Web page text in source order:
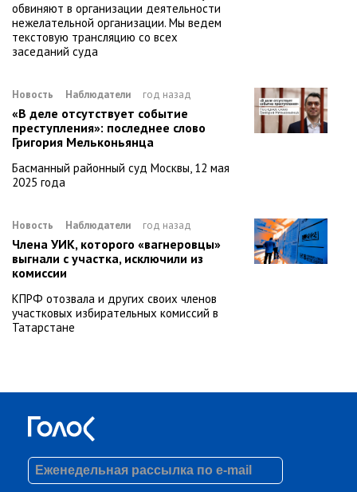
обвиняют в организации деятельности
нежелательной организации. Мы ведем
текстовую трансляцию со всех
заседаний суда
Новость Наблюдатели год назад
«В деле отсутствует событие
преступления»: последнее слово
Григория Мельконьянца
Басманный районный суд Москвы, 12 мая
2025 года
Новость Наблюдатели год назад
Члена УИК, которого «вагнеровцы»
выгнали с участка, исключили из
комиссии
КПРФ отозвала и других своих членов
участковых избирательных комиссий в
Татарстане